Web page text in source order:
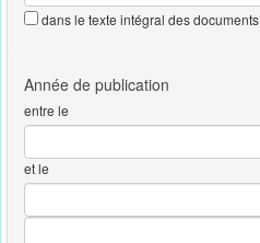
dans le texte intégral des documents
entre le
et le